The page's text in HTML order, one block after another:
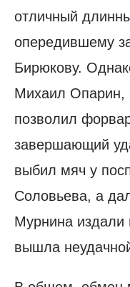
отличный
опередившему
Бирюкову.
Михаил Опарин,
позволил
завершающий
выбил мяч у
Соловьева, а
Мурнина издали
вышла